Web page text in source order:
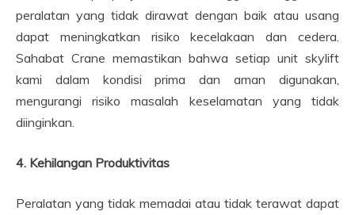
peralatan yang tidak dirawat dengan baik atau usang
dapat meningkatkan risiko kecelakaan dan cedera.
Sahabat Crane memastikan bahwa setiap unit skylift
kami dalam kondisi prima dan aman digunakan,
mengurangi risiko masalah keselamatan yang tidak
diinginkan.
4. Kehilangan Produktivitas
Peralatan yang tidak memadai atau tidak terawat dapat